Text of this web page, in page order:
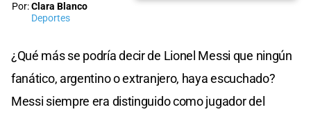
Por:Clara Blanco
Deportes
¿Qué más se podría decir de Lionel Messi que ningún
fanático, argentino o extranjero, haya escuchado?
Messi siempre era distinguido como jugador del